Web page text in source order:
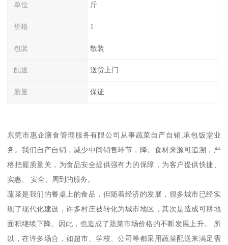
单位 斤
价格 1
包装 散装
配送 送货上门
质量 保证
东莞市惠企膳食管理服务有限公司从事蔬菜自产自销,承包饭堂业
务。我们自产自销，减少中间销售环节，降。食材来源可追溯，严
格把握质量关，为食品安全提供强有力的保障，为客户提供快捷、
实惠、 安全、周到的服务。
蔬菜是我们的餐桌上的食品，但随着经济的发展，很多城市已经实
现了现代化建设，许多村庄被转化为城市地区，其次是造成可耕地
面积继续下降。因此，也造成了蔬菜市场价格的不断发展上升。 所
以，在许多场合，如超市、学校、公司等都采用蔬菜配送来满足需